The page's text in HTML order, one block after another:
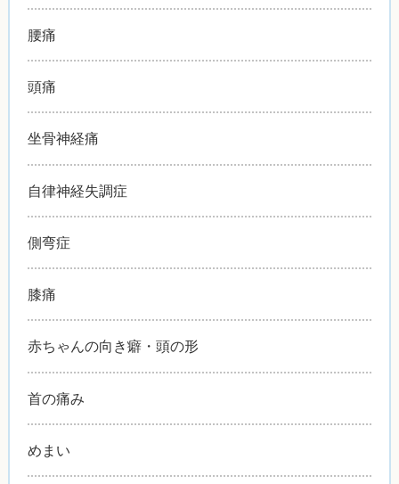
腰痛
頭痛
坐骨神経痛
自律神経失調症
側弯症
膝痛
赤ちゃんの向き癖・頭の形
首の痛み
めまい